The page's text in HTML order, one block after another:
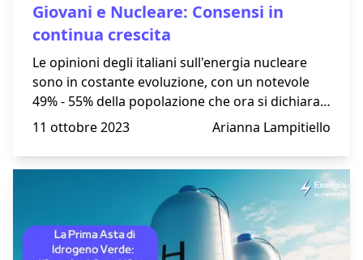
Giovani e Nucleare: Consensi in
continua crescita
Le opinioni degli italiani sull'energia nucleare
sono in costante evoluzione, con un notevole
49% - 55% della popolazione che ora si dichiara
favorevole all'adozione di tecnologie nucleari
avanzate. Questo entusiasmo è particolarmente
evidente tra i giovani, con una differenza del
16% rispetto ai loro coetanei più anziani; il 63%
degli under 35 è a favore, rispetto al 47% degli
11 ottobre 2023 Arianna Lampitiello